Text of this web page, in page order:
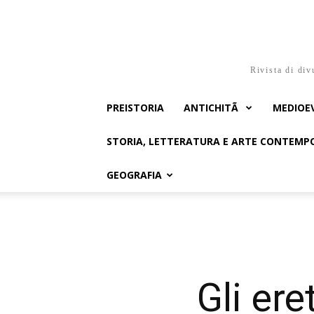
Rivista di
PREISTORIA ANTICHITÃ
STORIA, LETTERATURA E ARTE
GEOGRAFIA
Gli